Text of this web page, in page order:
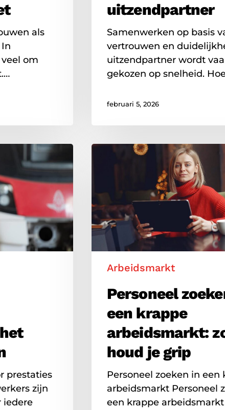
als
om
uitzendpartner
Samenwerken op basis
vertrouwen en
uitzendpartner wordt
gekozen op snelheid.
februari 5, 2026
prestaties
zijn
iedere
Personeel
zoeken
een
krappe
arbeidsmarkt:
zo
houd
grip
Arbeidsmarkt
Personeel
een krappe
arbeidsmarkt:
houd je grip
Personeel zoeken in een
arbeidsmarkt Personeel
een krappe